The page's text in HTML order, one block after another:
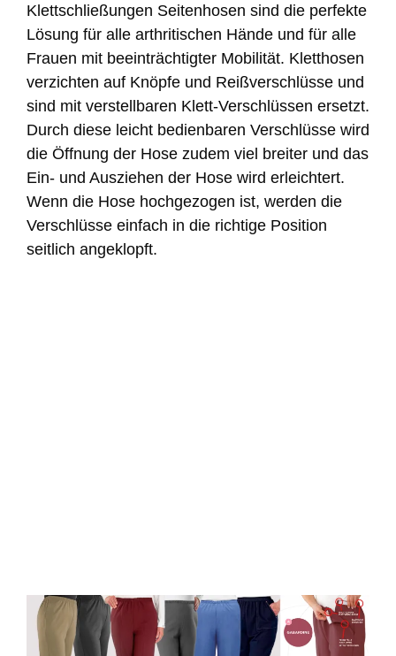
Klettschließungen Seitenhosen sind die perfekte
Lösung für alle arthritischen Hände und für alle
Frauen mit beeinträchtigter Mobilität. Kletthosen
verzichten auf Knöpfe und Reißverschlüsse und
sind mit verstellbaren Klett-Verschlüssen ersetzt.
Durch diese leicht bedienbaren Verschlüsse wird
die Öffnung der Hose zudem viel breiter und das
Ein- und Ausziehen der Hose wird erleichtert.
Wenn die Hose hochgezogen ist, werden die
Verschlüsse einfach in die richtige Position
seitlich angeklopft.